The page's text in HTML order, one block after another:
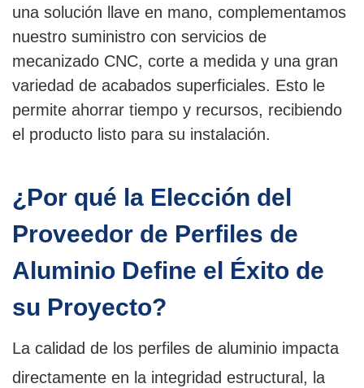
una solución llave en mano, complementamos
nuestro suministro con servicios de
mecanizado CNC, corte a medida y una gran
variedad de acabados superficiales. Esto le
permite ahorrar tiempo y recursos, recibiendo
el producto listo para su instalación.
¿Por qué la Elección del
Proveedor de Perfiles de
Aluminio Define el Éxito de
su Proyecto?
La calidad de los perfiles de aluminio impacta
directamente en la integridad estructural, la